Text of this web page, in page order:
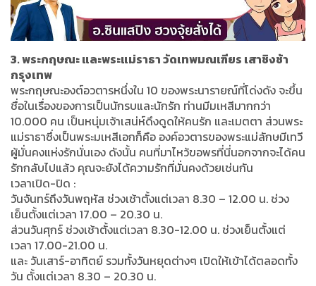
3. พระกฤษณะ และพระแม่ราธา วัดเทพมณเฑียร เสาชิงช้า
กรุงเทพ
พระกฤษณะองต์อวตารหนึ่งใน 10 ของพระนารายณ์ที่โด่งดัง จะขึ้น
ชื่อในเรื่องของการเป็นนักรบและนักรัก ท่านมีมเหสีมากกว่า
10.000 คน เป็นหนุ่มเจ้าเสน่ห์ดึงดูดให้คนรัก และเมตตา ส่วนพระ
แม่ราธาซึ่งเป็นพระมเหสีเอกก็คือ องค์อวตารของพระแม่ลักษมีเทวี
ผู้มั่นคงแห่งรักนั่นเอง ดังนั้น คนที่มาไหว้ขอพรที่นี่นอกจากจะได้คน
รักกลับไปแล้ว คุณจะยังได้ความรักที่มั่นคงด้วยเช่นกัน
เวลาเปิด-ปิด :
วันจันทร์ถึงวันพฤหัส ช่วงเช้าตั้งแต่เวลา 8.30 – 12.00 น. ช่วง
เย็นตั้งแต่เวลา 17.00 – 20.30 น.
ส่วนวันศุกร์ ช่วงเช้าตั้งแต่เวลา 8.30-12.00 น. ช่วงเย็นตั้งแต่
เวลา 17.00-21.00 น.
และ วันเสาร์-อาทิตย์ รวมทั้งวันหยุดต่างๆ เปิดให้เข้าได้ตลอดทั้ง
วัน ตั้งแต่เวลา 8.30 – 20.30 น.